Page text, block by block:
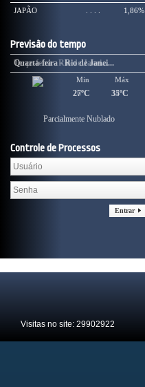
JAPÃO
1,86%
Previsão do tempo
Terça-feira - Rio de Janei...
Máx
34ºC
Min
26ºC
Parcialmente Nublado
Quarta-feira - Rio de Janei...
Máx
35ºC
Min
27ºC
Parcialmente Nublado
Controle de Processos
Entrar
Visitas no site: 29902922